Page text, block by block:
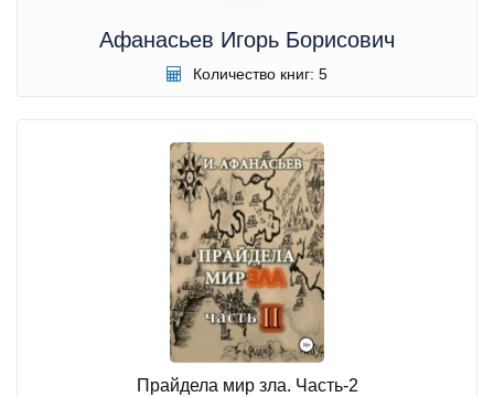
Афанасьев Игорь Борисович
Количество книг: 5
Прайдела мир зла. Часть-2